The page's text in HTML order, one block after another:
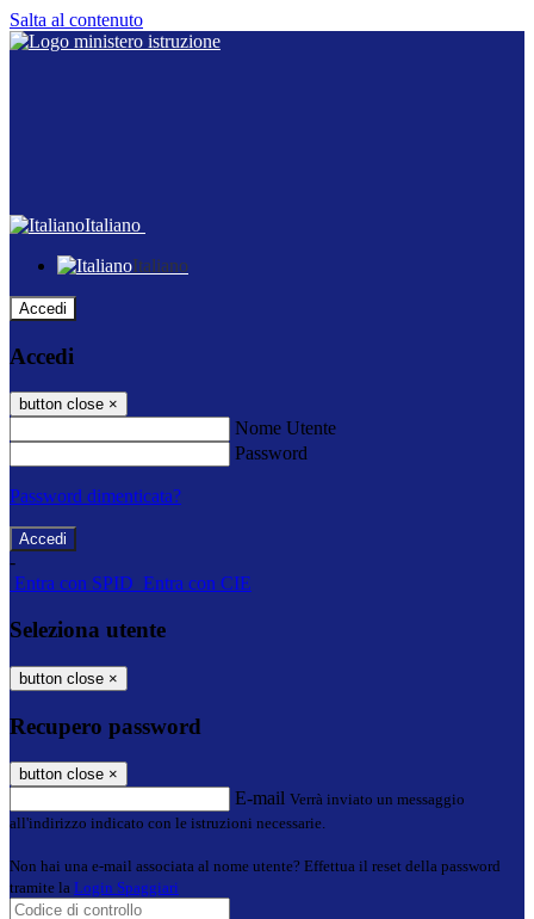
Salta al contenuto
Italiano
Italiano
Accedi
Accedi
button close ×
Nome Utente
Password
Password dimenticata?
-
Entra con SPID Entra con CIE
Seleziona utente
button close ×
Recupero password
button close ×
E-mail Verrà inviato un messaggio
all'indirizzo indicato con le istruzioni necessarie.
Non hai una e-mail associata al nome utente? Effettua il reset della password
tramite la Login Spaggiari